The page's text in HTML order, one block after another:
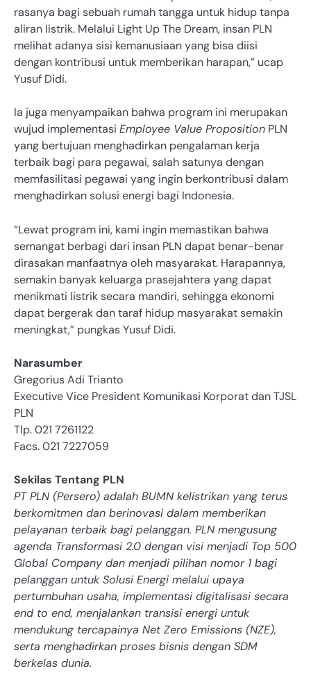
rasanya bagi sebuah rumah tangga untuk hidup tanpa
aliran listrik. Melalui Light Up The Dream, insan PLN
melihat adanya sisi kemanusiaan yang bisa diisi
dengan kontribusi untuk memberikan harapan,” ucap
Yusuf Didi.
Ia juga menyampaikan bahwa program ini merupakan
wujud implementasi Employee Value Proposition PLN
yang bertujuan menghadirkan pengalaman kerja
terbaik bagi para pegawai, salah satunya dengan
memfasilitasi pegawai yang ingin berkontribusi dalam
menghadirkan solusi energi bagi Indonesia.
“Lewat program ini, kami ingin memastikan bahwa
semangat berbagi dari insan PLN dapat benar-benar
dirasakan manfaatnya oleh masyarakat. Harapannya,
semakin banyak keluarga prasejahtera yang dapat
menikmati listrik secara mandiri, sehingga ekonomi
dapat bergerak dan taraf hidup masyarakat semakin
meningkat,” pungkas Yusuf Didi.
Narasumber
Gregorius Adi Trianto
Executive Vice President Komunikasi Korporat dan TJSL
PLN
Tlp. 021 7261122
Facs. 021 7227059
Sekilas Tentang PLN
PT PLN (Persero) adalah BUMN kelistrikan yang terus
berkomitmen dan berinovasi dalam memberikan
pelayanan terbaik bagi pelanggan. PLN mengusung
agenda Transformasi 2.0 dengan visi menjadi Top 500
Global Company dan menjadi pilihan nomor 1 bagi
pelanggan untuk Solusi Energi melalui upaya
pertumbuhan usaha, implementasi digitalisasi secara
end to end, menjalankan transisi energi untuk
mendukung tercapainya Net Zero Emissions (NZE),
serta menghadirkan proses bisnis dengan SDM
berkelas dunia.